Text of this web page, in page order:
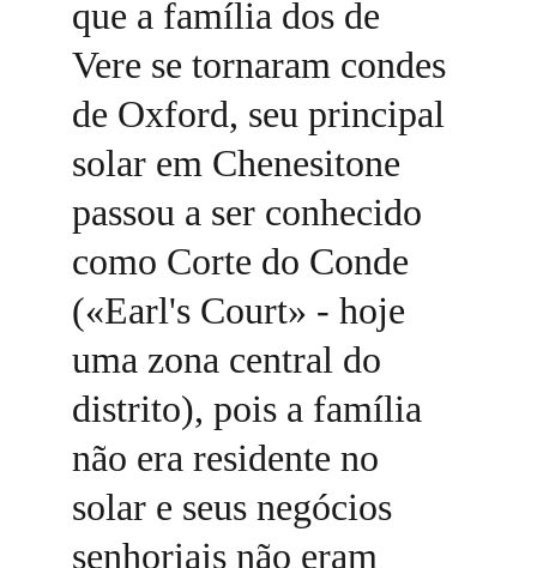
que a família dos de
Vere se tornaram condes
de Oxford, seu principal
solar em Chenesitone
passou a ser conhecido
como Corte do Conde
(«Earl's Court» - hoje
uma zona central do
distrito), pois a família
não era residente no
solar e seus negócios
senhoriais não eram